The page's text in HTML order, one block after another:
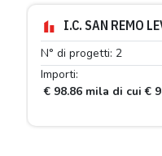
I.C. SAN REMO
N° di progetti: 2
Importi:
€ 98.86 mila di cui €